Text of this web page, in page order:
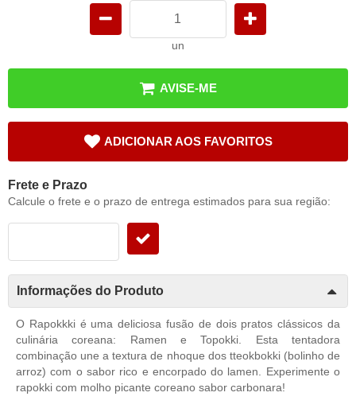
un
AVISE-ME
ADICIONAR AOS FAVORITOS
Frete e Prazo
Calcule o frete e o prazo de entrega estimados para sua região:
Informações do Produto
O Rapokkki é uma deliciosa fusão de dois pratos clássicos da
culinária coreana: Ramen e Topokki. Esta tentadora
combinação une a textura de nhoque dos tteokbokki (bolinho de
arroz) com o sabor rico e encorpado do lamen. Experimente o
rapokki com molho picante coreano sabor carbonara!